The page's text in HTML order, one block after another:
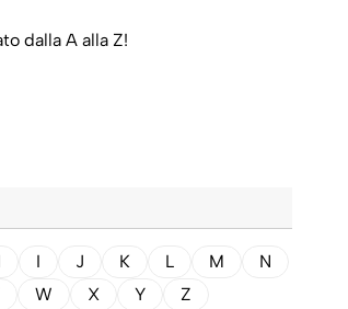
dalla A alla Z!
I J K L M
N
W X Y Z